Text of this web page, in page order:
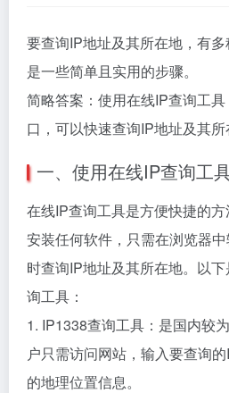
要查询IP地址及其所在地，有
是一些简单且实用的步骤。
简略答案：使用在线IP查询工
口，可以快速查询IP地址及其所
一、使用在线IP查询工
在线IP查询工具是方便快捷的
安装任何软件，只需在浏览器
时查询IP地址及其所在地。以
询工具：
1. IP1338查询工具：是国内较
户只需访问网站，输入要查询
的地理位置信息。